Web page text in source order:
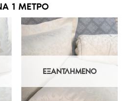
1 ΜΕΤΡΟ
ΕΞΑΝΤΛΗΜΈΝΟ